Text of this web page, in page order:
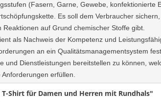
(Fasern, Garne, Gewebe, konfektionierte
Es soll dem Verbraucher
Reaktionen auf Grund chemischer Stoffe gibt.
als Nachweis der Kompetenz und
an ein Qualitätsmanagementsystem
und Dienstleistungen bereitstellen zu können,
erfüllen.
Shirt für Damen und Herren mit Rundhals"